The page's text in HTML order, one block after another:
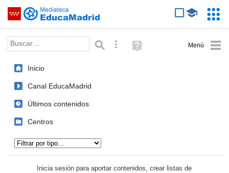
Saltar navegación
Palabra o frase: Búsqueda avanzada
Ayuda
(en
Inicio
Canal EducaMadrid
Últimos contenidos
Centros
Inicia sesión para aportar contenidos, crear listas de